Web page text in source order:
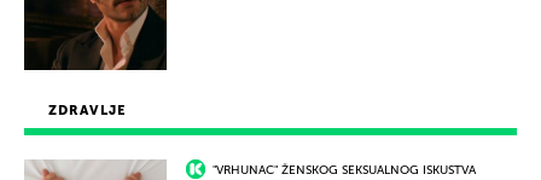
ZDRAVLJE
"VRHUNAC" ŽENSKOG SEKSUALNOG ISKUSTVA